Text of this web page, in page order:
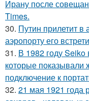
Ирану после
Times.
30. Путин прилетит в
аэропорту его
31. В 1982 году
которые показывали
подключение к
32. 21 мая 1921 года